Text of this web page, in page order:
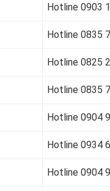
Hotline 0903
Hotline 0835
Hotline 0825
Hotline 0835
Hotline 0904
Hotline 0934
Hotline 0904